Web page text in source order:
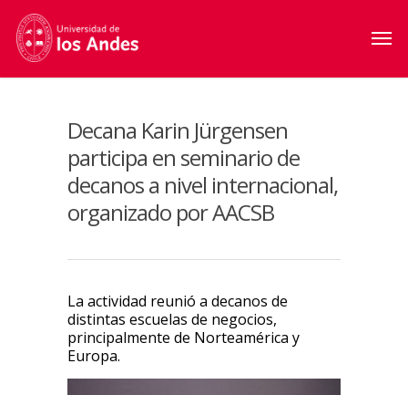
Decana Karin Jürgensen
participa en seminario de
decanos a nivel internacional,
organizado por AACSB
La actividad reunió a decanos de
distintas escuelas de negocios,
principalmente de Norteamérica y
Europa.